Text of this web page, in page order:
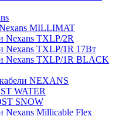
MILLIMAT
Nexans TXLP/2R
Nexans TXLP/1R 17Вт
Nexans TXLP/1R BLACK
NEXANS
WATER
SNOW
Nexans Millicable Flex